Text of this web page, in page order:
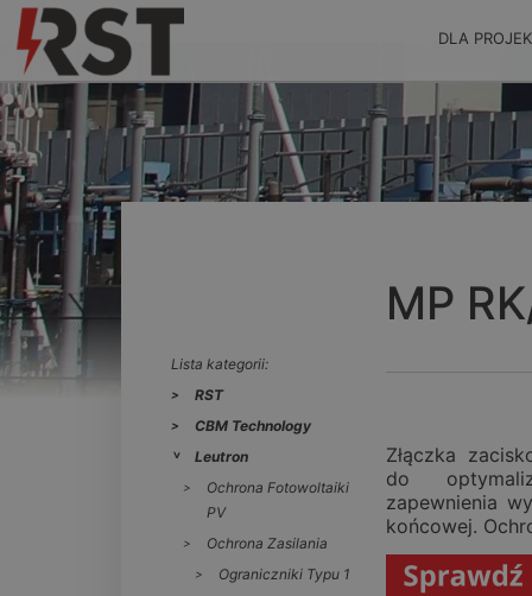
DLA
Lista kategorii:
RST
CBM Technology
Leutron
Ochrona Fotowoltaiki
PV
Ochrona Zasilania
Ograniczniki Typu 1
MP
Złączka
do
zapewnienia
końcowej.